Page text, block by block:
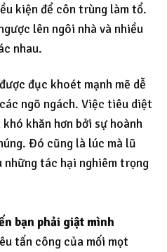
kiện để côn trùng làm tổ.
lên ngôi nhà và nhiều
nhau.
đục khoét mạnh mẽ dễ
ngõ ngách. Việc tiêu diệt
khăn hơn bởi sự hoành
Đó cũng là lúc mà lũ
những tác hại nghiêm trọng
bạn phải giật mình
tấn công của mối mọt